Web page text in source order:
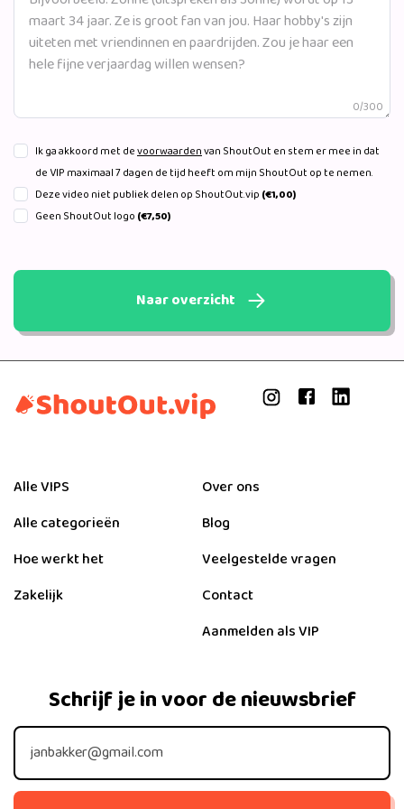
0/300
Ik ga akkoord met devoorwaardenvan ShoutOut en stem er mee in dat
de VIP maximaal 7 dagen de tijd heeft om mijn ShoutOut op te nemen.
Deze video niet publiek delen op ShoutOut.vip (€1,00)
Geen ShoutOut logo (€7,50)
Naar overzicht
Alle VIPS
Alle categorieën
Hoe werkt het
Zakelijk
Over ons
Blog
Veelgestelde vragen
Contact
Aanmelden als VIP
Schrijf je in voor de nieuwsbrief